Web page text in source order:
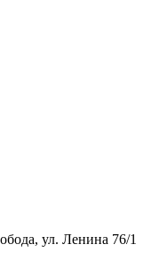
ул. Ленина 76/1